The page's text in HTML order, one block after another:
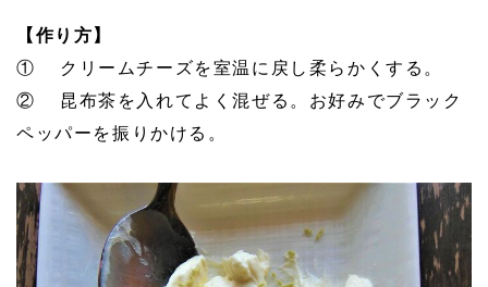
【作り方】
① クリームチーズを室温に戻し柔らかくする。
② 昆布茶を入れてよく混ぜる。お好みでブラック
ペッパーを振りかける。